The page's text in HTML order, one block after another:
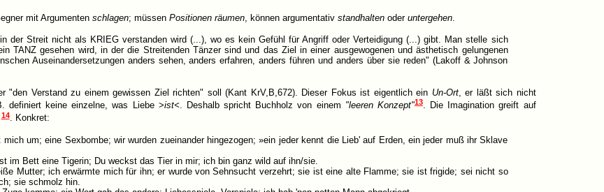
mit Argumenten schlagen; müssen Positionen räumen, können argumentativ standhaltenoder untergehen.
der Streit nicht als KRIEG verstanden wird (...), wo es kein Gefühl für Angriff oder Verteidigung (...) gibt. Man stelle sich
TANZ gesehen wird, in der die Streitenden Tänzer sind und das Ziel in einer ausgewogenen und ästhetisch gelungenen
Auseinandersetzungen anders sehen, anders erfahren, anders führen und anders über sie reden" (Lakoff & Johnson
"den Verstand zu einem gewissen Ziel richten" soll (Kant KrV,B,672). Dieser Fokus ist eigentlich ein Un-Ort, er läßt sich nicht
definiert keine einzelne, was Liebe >ist<. Deshalb spricht Buchholz von einem "leeren Konzept"13. Die Imagination greift auf
14. Konkret:
um; eine Sexbombe; wir wurden zueinander hingezogen; »ein jeder kennt die Lieb' auf Erden, ein jeder muß ihr Sklave
Bett eine Tigerin; Du weckst das Tier in mir; ich bin ganz wild auf ihn/sie.
Mutter; ich erwärmte mich für ihn; er wurde von Sehnsucht verzehrt; sie ist eine alte Flamme; sie ist frigide; sei nicht so
sie schmolz hin.